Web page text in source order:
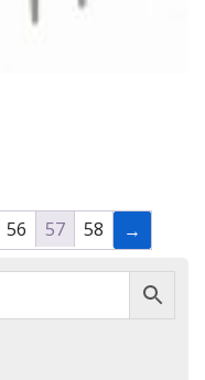
56 57 58 →